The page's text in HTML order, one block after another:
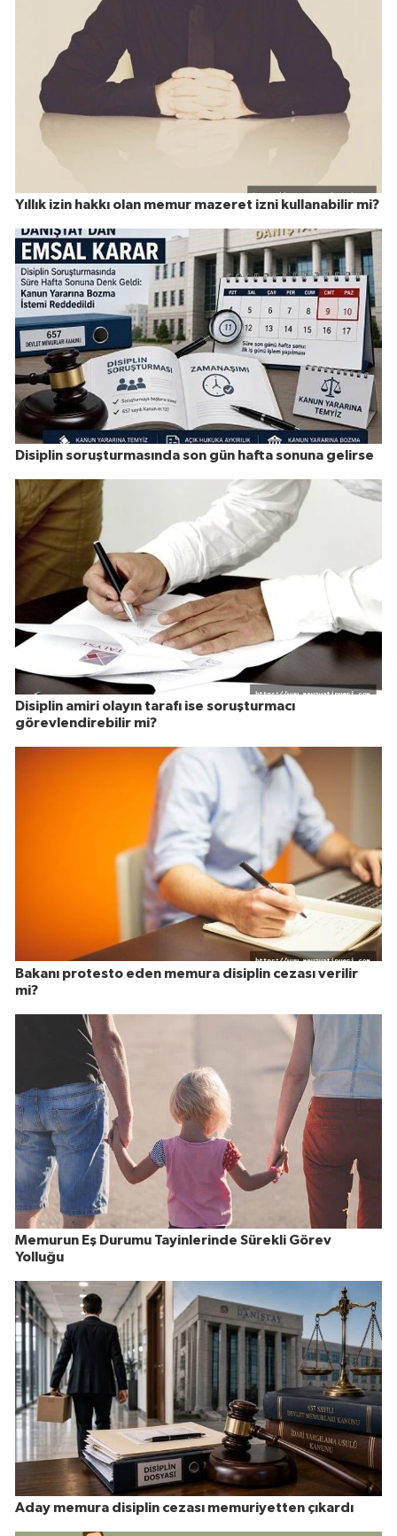
Yıllık izin hakkı olan memur mazeret izni kullanabilir mi?
Disiplin soruşturmasında son gün hafta sonuna gelirse
Disiplin amiri olayın tarafı ise soruşturmacı
görevlendirebilir mi?
Bakanı protesto eden memura disiplin cezası verilir
mi?
Memurun Eş Durumu Tayinlerinde Sürekli Görev
Yolluğu
Aday memura disiplin cezası memuriyetten çıkardı